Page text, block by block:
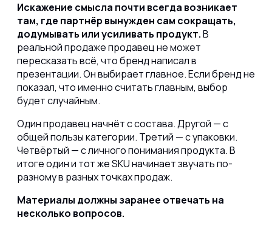
Искажение смысла почти всегда возникает
там, где партнёр вынужден сам сокращать,
додумывать или усиливать продукт.В
реальной продаже продавец не может
пересказать всё, что бренд написал в
презентации. Он выбирает главное. Если бренд не
показал, что именно считать главным, выбор
будет случайным.
Один продавец начнёт с состава. Другой — с
общей пользы категории. Третий — с упаковки.
Четвёртый — с личного понимания продукта. В
итоге один и тот же SKU начинает звучать по-
разному в разных точках продаж.
Материалы должны заранее отвечать на
несколько вопросов.